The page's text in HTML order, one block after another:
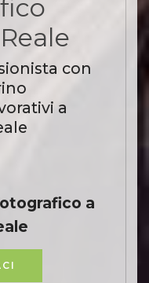
con
a
a